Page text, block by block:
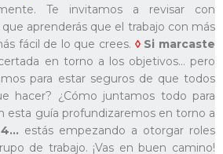
Te invitamos a revisar con
aprenderás que el trabajo con más
fácil de lo que crees. ◊Si marcaste
en torno a los objetivos… pero
para estar seguros de que todos
hacer? ¿Cómo juntamos todo para
esta guía profundizaremos en torno a
estás empezando a otorgar roles
de trabajo. ¡Vas en buen camino!